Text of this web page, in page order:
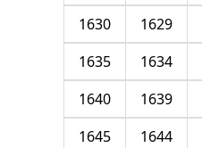
1629
1630
1634
1635
1639
1640
1644
1645